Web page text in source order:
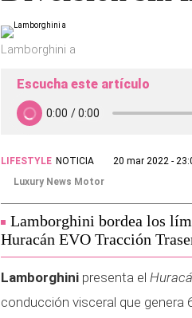
Lamborghini a
Escucha este artículo
LIFESTYLE NOTICIA
20 mar 2022 -
Luxury News Motor
Lamborghini bordea los
Huracán EVO Tracción
Lamborghini presenta el
conducción visceral que genera